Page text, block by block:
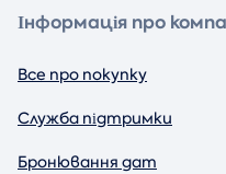
Інформація про
Все про покупку
Служба підтримки
Бронювання дат